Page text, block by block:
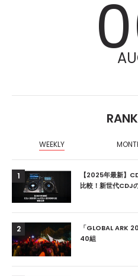
WEEKLY
1
【2025年最新
比較！新世代CDJ
2
「GLOBAL ARK
40組